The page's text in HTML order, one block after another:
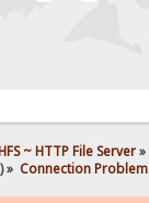
~ HTTP File Server»
) » Connection Problem